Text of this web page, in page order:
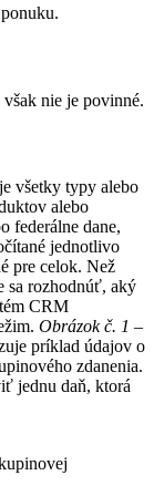
nie je povinné.
všetky typy alebo
alebo
federálne dane,
jednotlivo
pre celok. Než
sa rozhodnúť, aký
CRM
Obrázok č. 1 –
príklad údajov o
zdanenia.
jednu daň, ktorá